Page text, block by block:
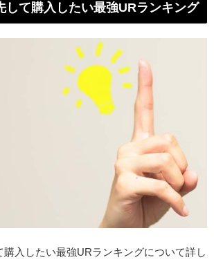
して購入したい最強URランキング
購入したい最強URランキングについて詳し